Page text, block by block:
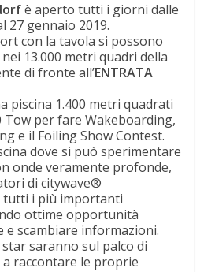
è aperto tutti i giorni dalle
27 gennaio 2019.
con la tavola si possono
13.000 metri quadri della
di fronte all’ENTRATA
piscina 1.400 metri quadrati
Tow per fare Wakeboarding,
e il Foiling Show Contest.
dove si può sperimentare
onde veramente profonde,
dicitywave®
tutti i più importanti
ottime opportunità
e scambiare informazioni.
saranno sul palco di
raccontare le proprie